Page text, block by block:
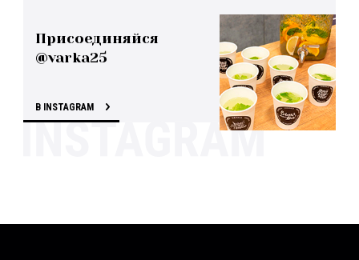
Присоединяйся
@varka25
В INSTAGRAM